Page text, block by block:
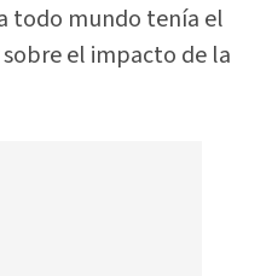
todo mundo tenía el
el impacto de la